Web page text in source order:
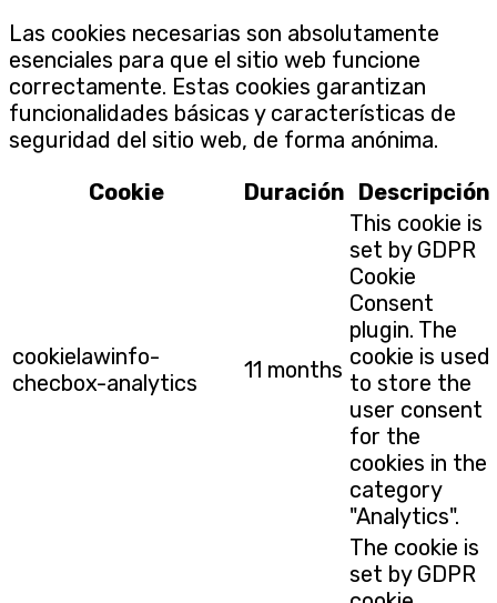
Las cookies necesarias son absolutamente
esenciales para que el sitio web funcione
correctamente. Estas cookies garantizan
funcionalidades básicas y características de
seguridad del sitio web, de forma anónima.
Cookie
Duración Descripción
cookielawinfo-
checbox-analytics
11 months
This cookie is
set by GDPR
Cookie
Consent
plugin. The
cookie is used
to store the
user consent
for the
cookies in the
category
"Analytics".
The cookie is
set by GDPR